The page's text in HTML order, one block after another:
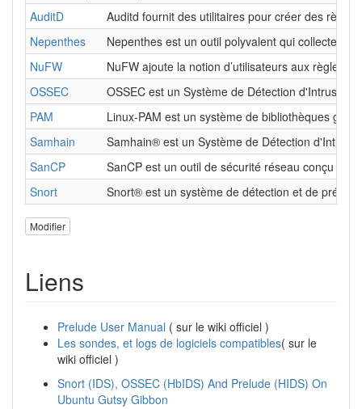
AuditD
Auditd fournit des utilitaires pour créer des
Nepenthes
Nepenthes est un outil polyvalent qui collecte
NuFW
NuFW ajoute la notion d’utilisateurs aux règles
OSSEC
OSSEC est un Système de Détection
PAM
Linux-PAM est un système de bibliothèques
Samhain
Samhain® est un Système de Détection
SanCP
SanCP est un outil de sécurité réseau conçu
Snort
Snort® est un système de détection et de
Modifier
Liens
Prelude User Manual ( sur le wiki officiel )
Les sondes, et logs de logiciels compatibles( sur le
wiki officiel )
Snort (IDS), OSSEC (HbIDS) And Prelude (HIDS) On
Ubuntu Gutsy Gibbon